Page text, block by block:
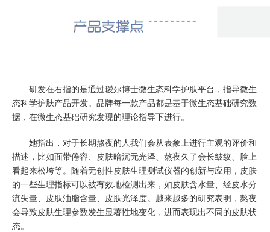
研发在右指的是通过瑷尔博士微生态科学护肤平台，指导微生
态科学护肤产品开发。品牌每一款产品都是基于微生态基础研究数
据，在微生态基础研究发现的理论指导下进行。
她指出，对于长期熬夜的人我们会从表象上进行主观的评价和
描述，比如面带倦容、皮肤暗沉无光泽、熬夜久了会长皱纹、脸上
看起来松垮等。随着无创性皮肤生理测试仪器的创新与应用，皮肤
的一些生理指标可以被有效地检测出来，如皮肤含水量、经皮水分
流失量、皮肤油脂含量、皮肤光泽度。越来越多的研究表明，熬夜
会导致皮肤生理参数发生显著性地变化，进而表现出不同的皮肤状
态。